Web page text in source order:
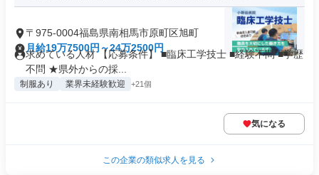
〒975-0004福島県南相馬市原町区旭町
月給19万7500円～24万2500円
求めている人材 【応募条件】 ■臨床工学技士 ■経験不問 ■学歴
不問 ★県外からの採...
制服あり 業界未経験歓迎 +21個
気になる
この企業の類似求人を見る